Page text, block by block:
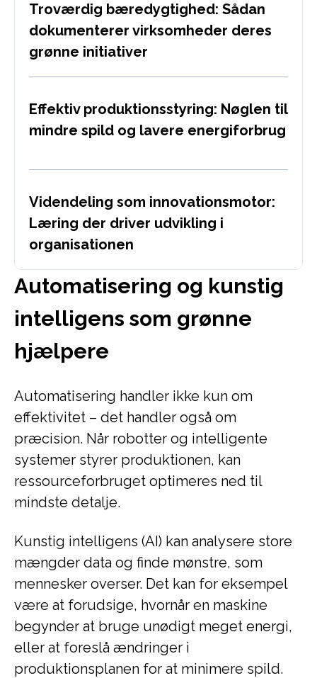
Troværdig bæredygtighed: Sådan
dokumenterer virksomheder deres
grønne initiativer
Effektiv produktionsstyring: Nøglen til
mindre spild og lavere energiforbrug
Videndeling som innovationsmotor:
Læring der driver udvikling i
organisationen
Automatisering og kunstig
intelligens som grønne
hjælpere
Automatisering handler ikke kun om
effektivitet – det handler også om
præcision. Når robotter og intelligente
systemer styrer produktionen, kan
ressourceforbruget optimeres ned til
mindste detalje.
Kunstig intelligens (AI) kan analysere store
mængder data og finde mønstre, som
mennesker overser. Det kan for eksempel
være at forudsige, hvornår en maskine
begynder at bruge unødigt meget energi,
eller at foreslå ændringer i
produktionsplanen for at minimere spild.